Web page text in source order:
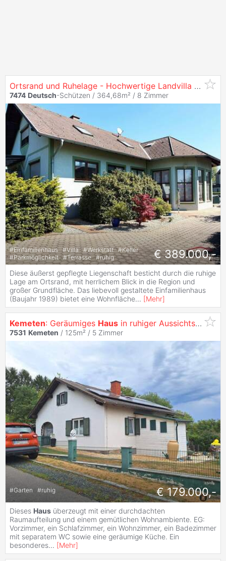
Ortsrand und Ruhelage - Hochwertige Landvilla mit großem Pool! Einfach Koffer packen und einziehen!
7474 Deutsch-Schützen / 364,68m² / 8 Zimmer
#Einfamilienhaus #Villa #Werkstatt #Keller
#Parkmöglichkeit #Terrasse #ruhig € 389.000,-
Diese äußerst gepflegte Liegenschaft besticht durch die ruhige
Lage am Ortsrand, mit herrlichem Blick in die Region und
großer Grundfläche. Das liebevoll gestaltete Einfamilienhaus
(Baujahr 1989) bietet eine Wohnfläche... [Mehr]
Kemeten: Geräumiges Haus in ruhiger Aussichtslage
7531 Kemeten / 125m² / 5 Zimmer
#Garten #ruhig € 179.000,-
Dieses Haus überzeugt mit einer durchdachten
Raumaufteilung und einem gemütlichen Wohnambiente. EG:
Vorzimmer, ein Schlafzimmer, ein Wohnzimmer, ein Badezimmer
mit separatem WC sowie eine geräumige Küche. Ein
besonderes... [Mehr]